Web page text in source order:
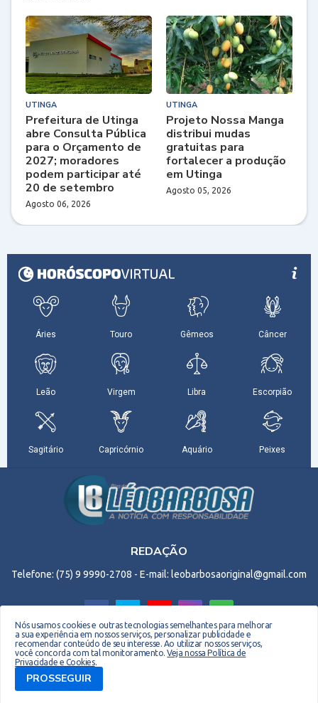
UTINGA
Prefeitura de Utinga
abre Consulta Pública
para o Orçamento de
2027; moradores
podem participar até
20 de setembro
Agosto 06, 2026
UTINGA
Projeto Nossa Manga
distribui mudas
gratuitas para
fortalecer a produção
em Utinga
Agosto 05, 2026
REDAÇÃO
Telefone: (75) 9 9990-2708 - E-mail: leobarbosaoriginal@gmail.com
Copyright © 2026 EM Webdesign. Todos os direitos reservados. Desenvolvido por -
Everton Meneses
Biografia do Site
Nós usamos cookies e outras tecnologias semelhantes para melhorar
a sua experiência em nossos serviços, personalizar publicidade e
recomendar conteúdo de seu interesse. Ao utilizar nossos serviços,
você concorda com tal monitoramento.Veja nossa Política de
Privacidade e Cookies.
PROSSEGUIR